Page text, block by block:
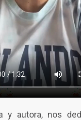
y autora, nos